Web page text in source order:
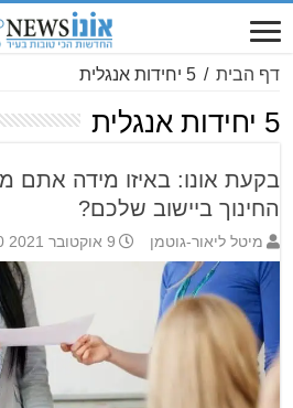
דף הבית / 5 יחידות אנגלית
5 יחידות אנגלית
בקעת אונו: באיזו מידה אתם
החינוך ביישוב שלכם?
מיטל ליאור-גוטמן 9 אוקטובר 2021 20:00